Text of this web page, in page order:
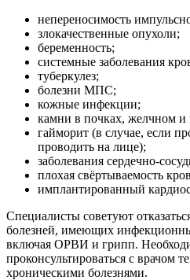
непереносимость
злокачественные опухоли;
беременность;
системные заболевания
туберкулез;
болезни МПС;
кожные инфекции;
камни в почках, желчном и
гайморит (в случае, если
проводить на лице);
заболевания сердечно-
плохая свёртываемость
имплантированный
Специалисты советуют
болезней, имеющих
включая ОРВИ и грипп.
проконсультироваться с врачом
хроническими болезнями.